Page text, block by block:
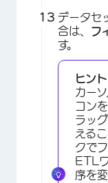
データセ
合は、 フ
す。
ヒント
カー
コン
ラッ
える
クで
ETL
序を